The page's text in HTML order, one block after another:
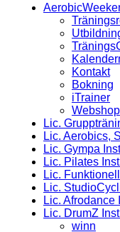
Kontakt
Bokning
iTrainer
Webshop
Lic.
Lic. Aerobics,
Lic. Gympa
Lic. Pilates
Lic.
Lic.
Lic. Afrodance
Lic. DrumZ
winn